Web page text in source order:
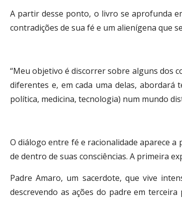
A partir desse ponto, o livro se aprofunda
contradições de sua fé e um alienígena que
“Meu objetivo é discorrer sobre alguns dos
diferentes e, em cada uma delas, abordará
política, medicina, tecnologia) num mundo
O diálogo entre fé e racionalidade aparece
de dentro de suas consciências. A primeira
Padre Amaro, um sacerdote, que vive
descrevendo as ações do padre em